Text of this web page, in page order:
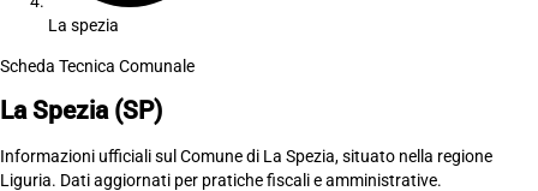
La spezia
Scheda Tecnica Comunale
La Spezia (SP)
Informazioni ufficiali sul Comune di La Spezia, situato nella regione
Liguria. Dati aggiornati per pratiche fiscali e amministrative.